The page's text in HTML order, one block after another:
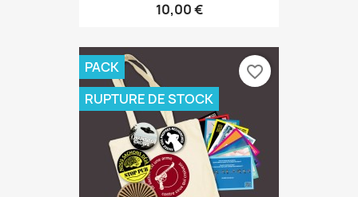
10,00 €
PACK
RUPTURE DE STOCK
favorite_border